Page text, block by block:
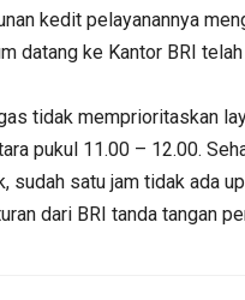
kedit pelayanannya
datang ke Kantor BRI
tidak memprioritaskan
pukul 11.00 – 12.00.
sudah satu jam tidak ada
dari BRI tanda tangan